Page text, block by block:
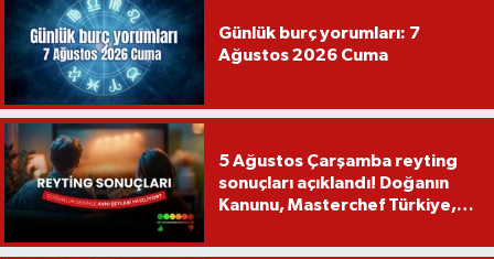
Günlük burç yorumları: 7
Ağustos 2026 Cuma
5 Ağustos Çarşamba reyting
sonuçları açıklandı! Doğanın
Kanunu, Masterchef Türkiye,